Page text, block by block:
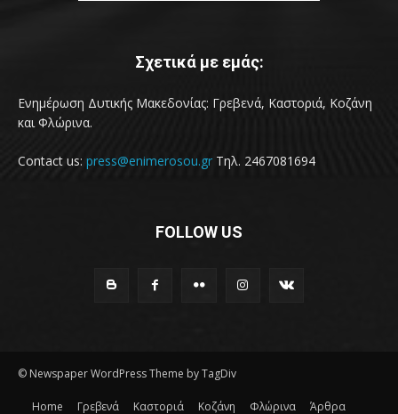
Σχετικά με εμάς:
Ενημέρωση Δυτικής Μακεδονίας: Γρεβενά, Καστοριά, Κοζάνη
και Φλώρινα.
Contact us: press@enimerosou.gr Τηλ. 2467081694
FOLLOW US
© Newspaper WordPress Theme by TagDiv
Home Γρεβενά Καστοριά Κοζάνη Φλώρινα Άρθρα